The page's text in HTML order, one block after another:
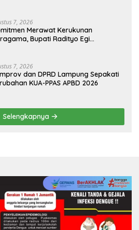
7, 2026
Merawat Kerukunan
Bupati Radityo Egi
7, 2026
dan DPRD Lampung Sepakati
KUA-PPAS APBD 2026
Selengkapnya